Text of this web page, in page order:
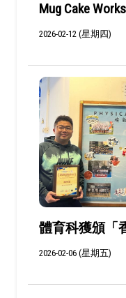
Mug Cake
2026-02-12 (星期四)
體育科獲頒「
2026-02-06 (星期五)